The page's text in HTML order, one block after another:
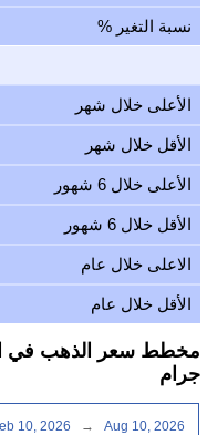
نسبة التغير %
الأعلى خلال شهر
الأقل خلال شهر
الأعلى خلال 6 شهور
الأقل خلال 6 شهور
الاعلى خلال عام
الأقل خلال عام
جرام
10, 2026 → Aug 10, 2026